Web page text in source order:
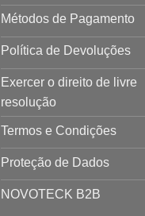
Métodos de Pagamento
Política de Devoluções
Exercer o direito de livre
resolução
Termos e Condições
Proteção de Dados
NOVOTECK B2B